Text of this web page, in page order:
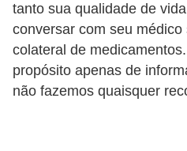
tanto sua qualidade de
conversar com seu
colateral de
propósito apenas de
não fazemos quaisquer
c
a
B
e